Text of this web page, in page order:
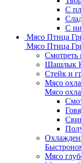
С
С
Мясо Птица
Мясо Птица
Смотреть
Шашлык
Стейк и
Мясо
Мясо
Мясо